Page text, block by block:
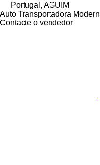
Portugal, AGUIM
Auto Transportadora
Contacte o vendedor